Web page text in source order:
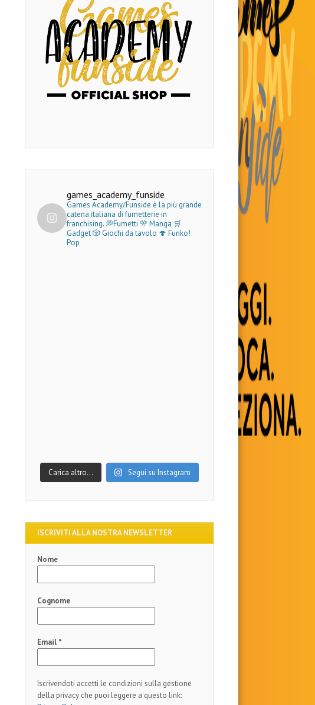
games_academy_funside
Games Academy/Funside è la più grande
catena italiana di fumetterie in
franchising.💭Fumetti 🎌 Manga 🛒
Gadget🎲 Giochi da tavolo 🍄 Funko!
Pop
Carica altro… Segui su Instagram
ISCRIVITI ALLA NOSTRA NEWSLETTER
Nome
Cognome
Email *
Iscrivendoti accetti le condizioni sulla gestione
della privacy che puoi leggere a questo link: